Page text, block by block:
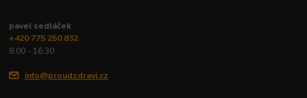
pavel sedláček
+420 775 250 832
8:00 - 16:30
info@proudzdravi.cz